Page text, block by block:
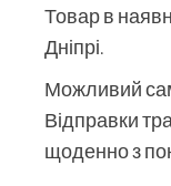
Товар в
Дніпрі.
Можливий
Відправки
щоденно з